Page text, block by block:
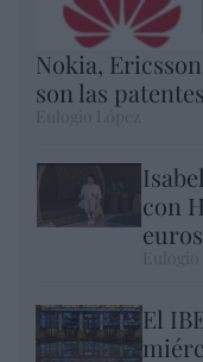
Nokia,
son las patentes
con
El